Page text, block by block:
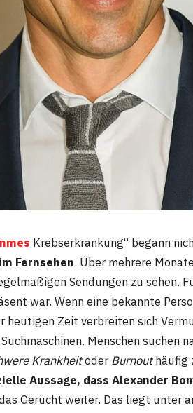
Krebserkrankung“ begann
Fernsehen. Über mehrere
Sendungen zu sehen.
war. Wenn eine bekannte
heutigen Zeit verbreiten sich
Menschen suchen
KrankheitoderBurnouthäufig
Aussage, dass Alexander
Gerücht weiter. Das liegt unter